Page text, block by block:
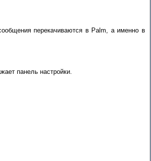
перекачиваются в Palm, а именно в
панель настройки.